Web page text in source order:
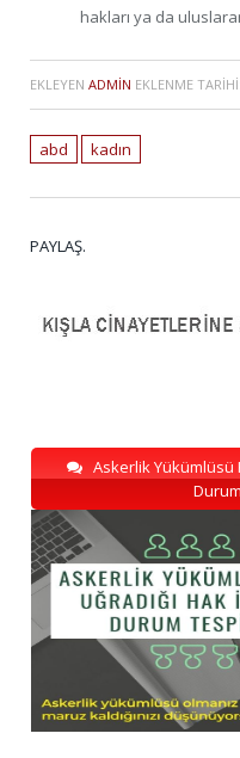
hakları ya da
EKLEYEN ADMIN EKLENME TARIHI:
abd kadın
PAYLAŞ.
Askerlik Yükümlüsü